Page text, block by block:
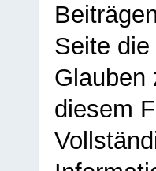
Seite
Glauben
diesem